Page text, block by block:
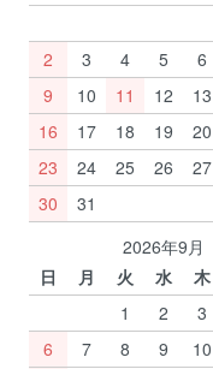
2
3 4 5 6
9
10 11 12 13
16
17 18 19 20
23
24 25 26 27
30
31
2026年9月
日
月 火 水 木
1
2 3
6
7 8 9 10